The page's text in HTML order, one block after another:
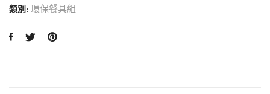
類別: 環保餐具組